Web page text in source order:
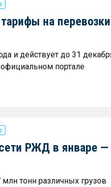
на перевозки
и действует до 31
портале
РЖД в январе —
тонн различных грузов